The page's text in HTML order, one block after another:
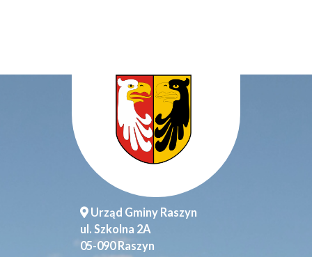
Urząd Gminy Raszyn
ul. Szkolna 2A
05-090 Raszyn